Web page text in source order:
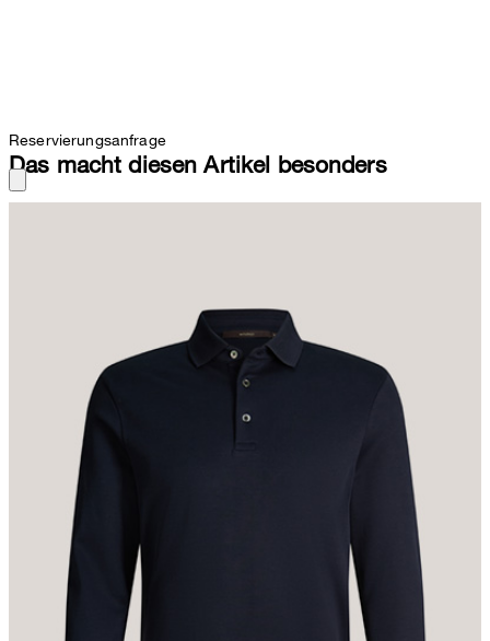
Reservierungsanfrage
Das macht diesen Artikel besonders
seitliche Labelflag für einen signaturetypischen Akzent sorgt.